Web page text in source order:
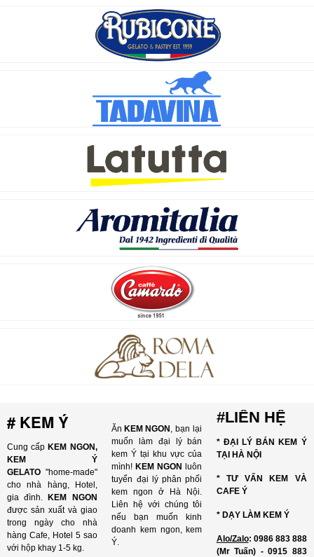
# KEM Ý
Cung cấp KEM NGON,
KEM Ý
GELATO "home-made"
cho nhà hàng, Hotel,
gia đình. KEM NGON
được sản xuất và giao
trong ngày cho nhà
hàng Cafe, Hotel 5 sao
với hộp khay 1-5 kg.
ĂnKEM NGON , bạn lại
muốn làm đại lý bán
kem Ý tại khu vực của
mình!KEM NGON luôn
tuyển đại lý phân phối
kem ngon ở Hà Nội.
Liên hệ với chúng tôi
nếu bạn muốn kinh
doanh kem ngon, kem
Ý.
#LIÊN HỆ
* ĐẠI LÝ BÁN KEM Ý
TẠI HÀ NỘI
* TƯ VẤN KEM VÀ
CAFE Ý
* DẠY LÀM KEM Ý
Alo/Zalo: 0986 883 888
(Mr Tuấn) - 0915 883